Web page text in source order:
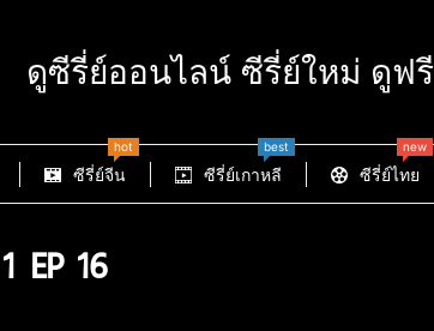
ดูซีรี่ย์ออนไลน์ ซีรี่ย์ใหม่ ดูฟรี
ซีรี่ย์จีน
hot
ซีรี่ย์เกาหลี
best
ซีรี่ย์ไทย
new
EP 16